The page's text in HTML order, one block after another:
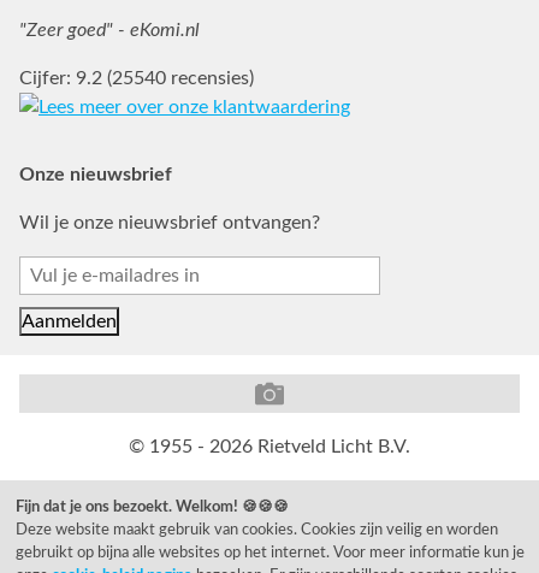
"Zeer goed" - eKomi.nl
Cijfer: 9.2 (25540 recensies)
Onze nieuwsbrief
Wil je onze nieuwsbrief ontvangen?
© 1955 - 2026 Rietveld Licht B.V.
Fijn dat je ons bezoekt. Welkom! 🍪🍪🍪
Deze website maakt gebruik van cookies. Cookies zijn veilig en worden
gebruikt op bijna alle websites op het internet. Voor meer informatie kun je